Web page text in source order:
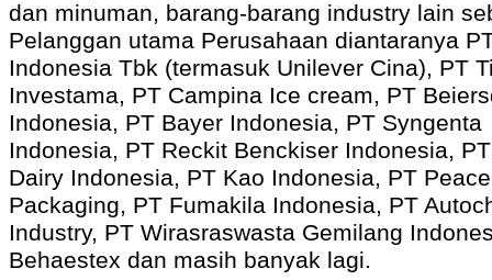
dan minuman, barang-barang industry lain
Pelanggan utama Perusahaan diantaranya
Indonesia Tbk (termasuk Unilever Cina), PT
Investama, PT Campina Ice cream, PT
Indonesia, PT Bayer Indonesia, PT Syngenta
Indonesia, PT Reckit Benckiser Indonesia,
Dairy Indonesia, PT Kao Indonesia, PT
Packaging, PT Fumakila Indonesia, PT
Industry, PT Wirasraswasta Gemilang
Behaestex dan masih banyak lagi.